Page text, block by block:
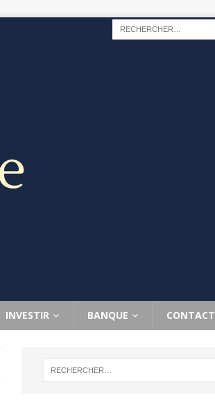
INVESTIR BANQUE CONTACT